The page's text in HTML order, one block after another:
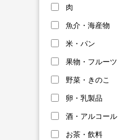
肉
魚介・海産物
米・パン
果物・フルーツ
野菜・きのこ
卵・乳製品
酒・アルコール
お茶・飲料